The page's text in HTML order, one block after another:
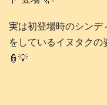
実は初登場時のシンデ
をしているイヌタク
👮💡